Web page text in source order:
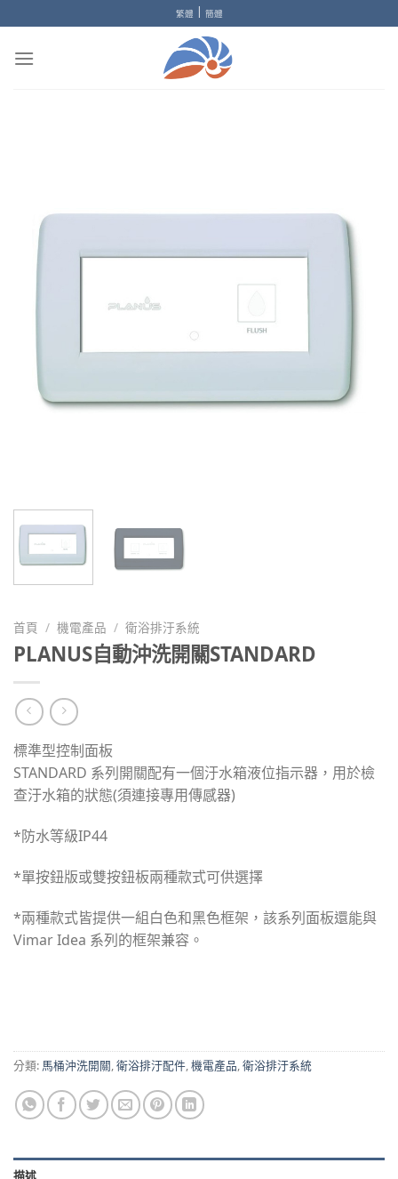
to
content
繁體 | 簡體
首頁 / 機電產品 / 衛浴排汙系統
PLANUS自動沖洗開關STANDARD
標準型控制面板
STANDARD 系列開關配有一個汙水箱液位指示器，用於檢
查汙水箱的狀態(須連接專用傳感器)
*防水等級IP44
*單按鈕版或雙按鈕板兩種款式可供選擇
*兩種款式皆提供一組白色和黑色框架，該系列面板還能與
Vimar Idea 系列的框架兼容。
分類: 馬桶沖洗開關,衛浴排汙配件,機電產品,衛浴排汙系統
描述